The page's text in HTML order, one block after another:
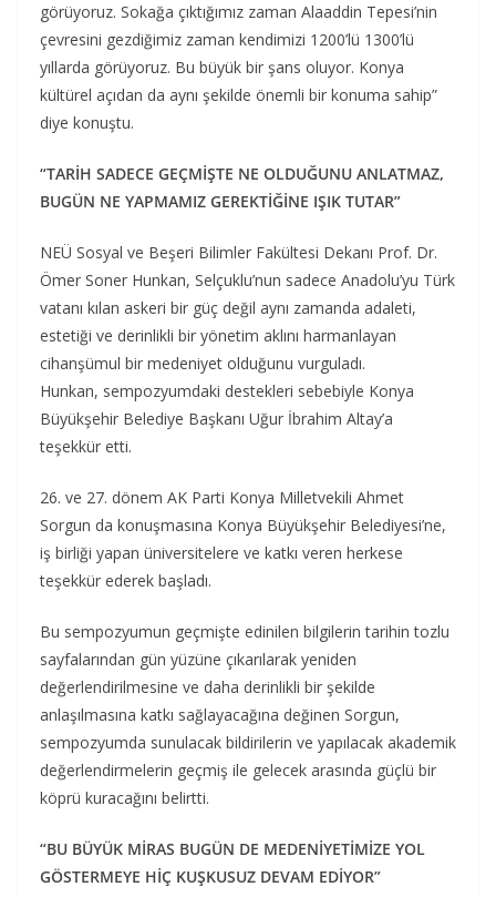
görüyoruz. Sokağa çıktığımız zaman Alaaddin Tepesi’nin
çevresini gezdiğimiz zaman kendimizi 1200’lü 1300’lü
yıllarda görüyoruz. Bu büyük bir şans oluyor. Konya
kültürel açıdan da aynı şekilde önemli bir konuma sahip”
diye konuştu.
“TARİH SADECE GEÇMİŞTE NE OLDUĞUNU ANLATMAZ,
BUGÜN NE YAPMAMIZ GEREKTİĞİNE IŞIK TUTAR”
NEÜ Sosyal ve Beşeri Bilimler Fakültesi Dekanı Prof. Dr.
Ömer Soner Hunkan, Selçuklu’nun sadece Anadolu’yu Türk
vatanı kılan askeri bir güç değil aynı zamanda adaleti,
estetiği ve derinlikli bir yönetim aklını harmanlayan
cihanşümul bir medeniyet olduğunu vurguladı.
Hunkan, sempozyumdaki destekleri sebebiyle Konya
Büyükşehir Belediye Başkanı Uğur İbrahim Altay’a
teşekkür etti.
26. ve 27. dönem AK Parti Konya Milletvekili Ahmet
Sorgun da konuşmasına Konya Büyükşehir Belediyesi’ne,
iş birliği yapan üniversitelere ve katkı veren herkese
teşekkür ederek başladı.
Bu sempozyumun geçmişte edinilen bilgilerin tarihin tozlu
sayfalarından gün yüzüne çıkarılarak yeniden
değerlendirilmesine ve daha derinlikli bir şekilde
anlaşılmasına katkı sağlayacağına değinen Sorgun,
sempozyumda sunulacak bildirilerin ve yapılacak akademik
değerlendirmelerin geçmiş ile gelecek arasında güçlü bir
köprü kuracağını belirtti.
“BU BÜYÜK MİRAS BUGÜN DE MEDENİYETİMİZE YOL
GÖSTERMEYE HİÇ KUŞKUSUZ DEVAM EDİYOR”